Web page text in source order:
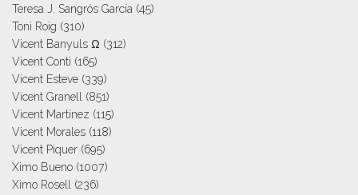
Teresa J. Sangrós García (45)
Toni Roig (310)
Vicent Banyuls Ω (312)
Vicent Conti (165)
Vicent Esteve (339)
Vicent Granell
(851)
Vicent Martinez (115)
Vicent Morales (118)
Vicent Piquer (695)
Ximo Bueno (1007)
Ximo Rosell
(236)